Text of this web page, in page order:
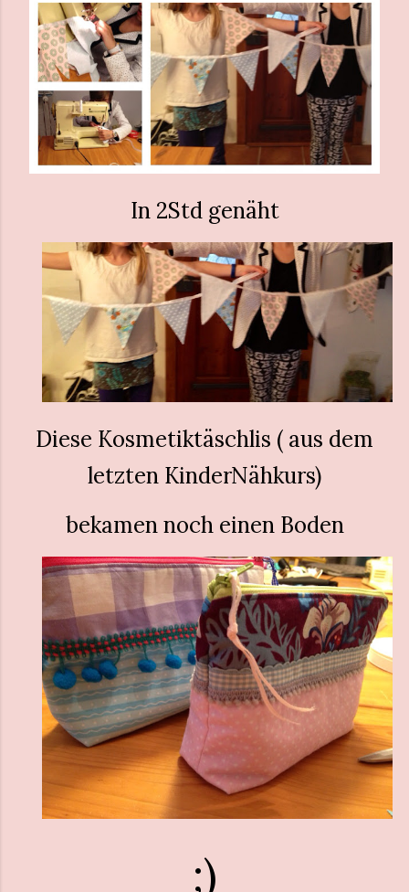
In 2Std genäht
Diese Kosmetiktäschlis ( aus dem
letzten KinderNähkurs)
bekamen noch einen Boden
;)